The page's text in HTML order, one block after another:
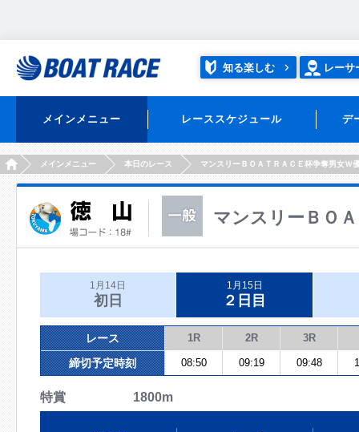
知る楽しむ レーサ
メインメニュー レーススケジュール デ
HOMEメインメニュー 本日のレース マンスリーＢＯＡＴＲＡＣＥ杯争奪男女Ｗ
マンスリーＢＯ
1月14日
初日
1月15日
２日目
レース 1R 2R 3R
締切予定時刻 08:50 09:19 09:48
特賞 1800m